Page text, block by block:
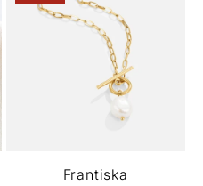
Frantiska